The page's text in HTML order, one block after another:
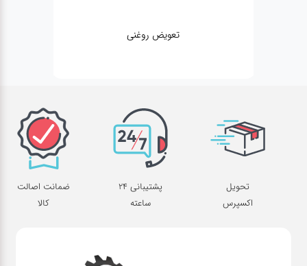
تعویض روغنی
تحویل
اکسپرس
پشتیبانی 24
ساعته
ضمانت اصالت
کالا